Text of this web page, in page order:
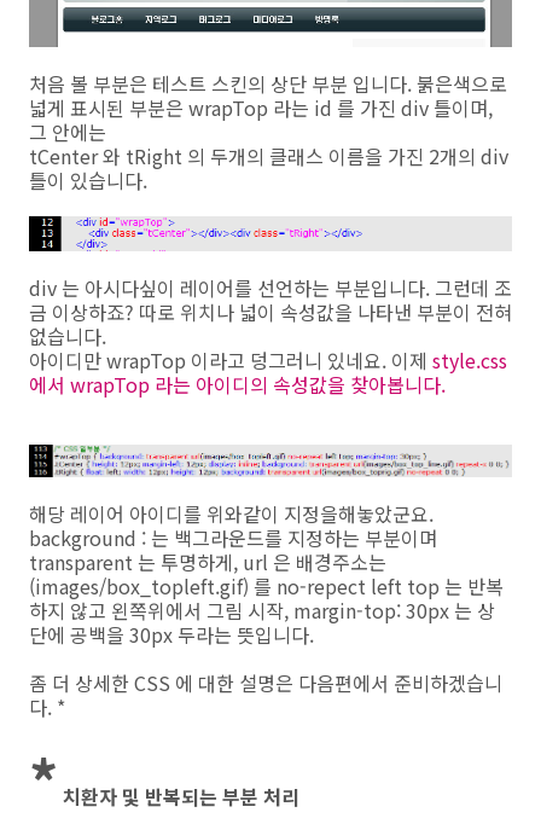
처음 볼 부분은 테스트 스킨의 상단 부분 입니다. 붉은색으로
넓게 표시된 부분은 wrapTop 라는 id 를 가진 div 틀이며,
그 안에는
tCenter 와 tRight 의 두개의 클래스 이름을 가진 2개의 div
틀이 있습니다.
div 는 아시다싶이 레이어를 선언하는 부분입니다. 그런데 조
금 이상하죠? 따로 위치나 넓이 속성값을 나타낸 부분이 전혀
없습니다.
아이디만 wrapTop 이라고 덩그러니 있네요. 이제 style.css
에서 wrapTop 라는 아이디의 속성값을 찾아봅니다.
해당 레이어 아이디를 위와같이 지정을해놓았군요.
background : 는 백그라운드를 지정하는 부분이며
transparent 는 투명하게, url 은 배경주소는
(images/box_topleft.gif) 를 no-repect left top 는 반복
하지 않고 왼쪽위에서 그림 시작, margin-top: 30px 는 상
단에 공백을 30px 두라는 뜻입니다.
좀 더 상세한 CSS 에 대한 설명은 다음편에서 준비하겠습니
다. *
* 치환자 및 반복되는 부분 처리